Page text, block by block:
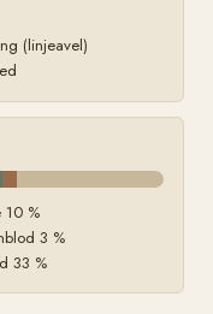
(linjeavel)
10 %
3 %
33 %